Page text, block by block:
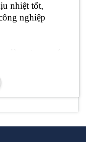
nhiệt tốt,
nghiệp
làm việc có
vật sắc nhọn?